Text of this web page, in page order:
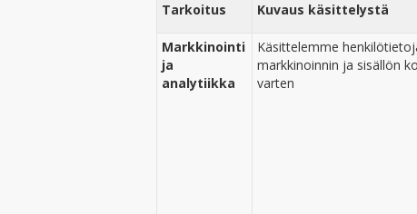
Tarkoitus Kuvaus käsittelystä
Markkinointi
ja
analytiikka
Käsittelemme
markkinoinnin ja sisällön
varten